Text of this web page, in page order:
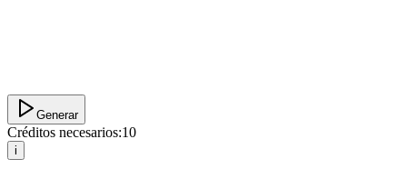
Generar
Créditos necesarios:10
i